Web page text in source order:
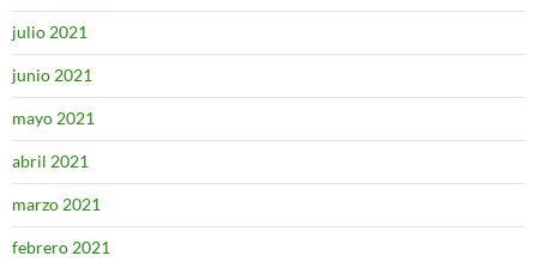
julio 2021
junio 2021
mayo 2021
abril 2021
marzo 2021
febrero 2021